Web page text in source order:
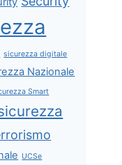
sicurezza digitale
Nazionale
Smart
UCSe